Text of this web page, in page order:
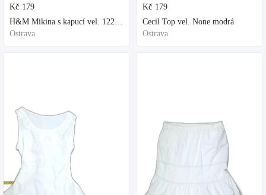
Kč 179
H&M Mikina s kapucí vel. 122 fialová
Ostrava
Kč 179
Cecil Top vel. None modrá
Ostrava